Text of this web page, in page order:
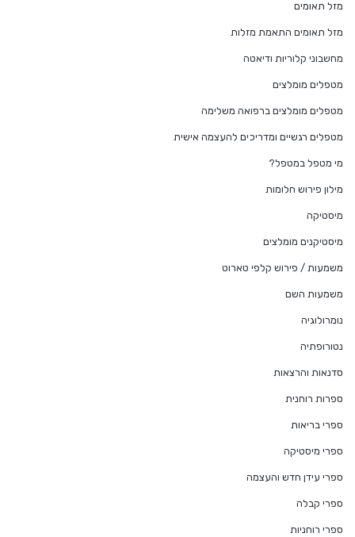
מזל תאומים
מזל תאומים התאמת מזלות
מחשבוני קלוריות ודיאטה
מטפלים מומלצים
מטפלים מומלצים ברפואה משלימה
מטפלים רגשיים ומדריכים להעצמה אישית
מי מטפל במטפל?
מילון פירוש חלומות
מיסטיקה
מיסטיקנים מומלצים
משמעות / פירוש קלפי טארוט
משמעות השם
נומרולוגיה
נטורופתיה
סדנאות והרצאות
ספרות רוחנית
ספרי בריאות
ספרי מיסטיקה
ספרי עידן חדש והעצמה
ספרי קבלה
ספרי רוחניות